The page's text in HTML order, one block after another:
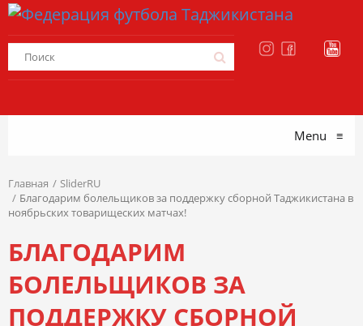
Menu ≡
Главная
SliderRU
Благодарим болельщиков за поддержку сборной Таджикистана в
ноябрьских товарищеских матчах!
БЛАГОДАРИМ
БОЛЕЛЬЩИКОВ ЗА
ПОДДЕРЖКУ СБОРНОЙ